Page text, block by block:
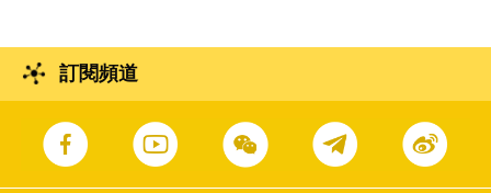
訂閱頻道